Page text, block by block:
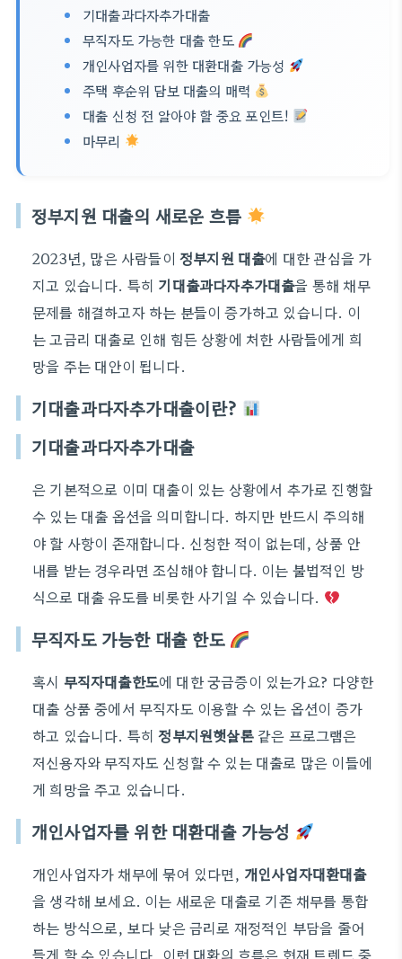
기대출과다자추가대출
무직자도 가능한 대출 한도
개인사업자를 위한 대환대출 가능성
주택 후순위 담보 대출의 매력
대출 신청 전 알아야 할 중요 포인트!
마무리
정부지원 대출의 새로운 흐름
2023년, 많은 사람들이 정부지원 대출에 대한 관심을 가
지고 있습니다. 특히 기대출과다자추가대출을 통해 채무
문제를 해결하고자 하는 분들이 증가하고 있습니다. 이
는 고금리 대출로 인해 힘든 상황에 처한 사람들에게 희
망을 주는 대안이 됩니다.
기대출과다자추가대출이란?
기대출과다자추가대출
은 기본적으로 이미 대출이 있는 상황에서 추가로 진행할
수 있는 대출 옵션을 의미합니다. 하지만 반드시 주의해
야 할 사항이 존재합니다. 신청한 적이 없는데, 상품 안
내를 받는 경우라면 조심해야 합니다. 이는 불법적인 방
식으로 대출 유도를 비롯한 사기일 수 있습니다.
무직자도 가능한 대출 한도
혹시 무직자대출한도에 대한 궁금증이 있는가요? 다양한
대출 상품 중에서 무직자도 이용할 수 있는 옵션이 증가
하고 있습니다. 특히정부지원햇살론같은 프로그램은
저신용자와 무직자도 신청할 수 있는 대출로 많은 이들에
게 희망을 주고 있습니다.
개인사업자를 위한 대환대출 가능성
개인사업자가 채무에 묶여 있다면, 개인사업자대환대출
을 생각해 보세요. 이는 새로운 대출로 기존 채무를 통합
하는 방식으로, 보다 낮은 금리로 재정적인 부담을 줄어
들게 할 수 있습니다. 이런 대환의 흐름은 현재 트렌드 중